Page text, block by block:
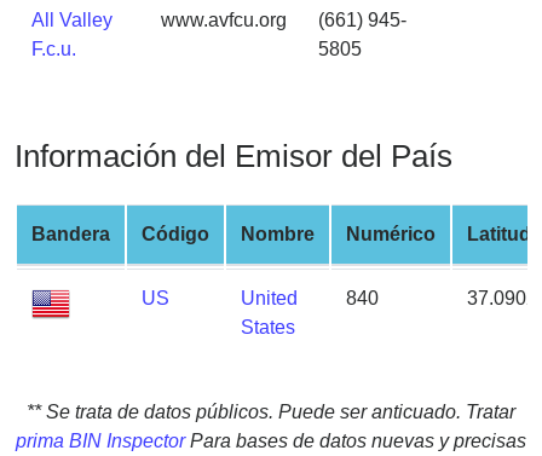
Generate
Credit
BIN
Credit
Card
Checker
Service
IP
Address
All Valley
F.c.u.
www.avfcu.org
(661) 945-
5805
Información del Emisor del País
Bandera Código Nombre Numérico Latitud
US
United
States
840
** Se trata de datos públicos. Puede ser anticuado. Tratar
prima BIN InspectorPara bases de datos nuevas y precisas